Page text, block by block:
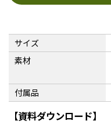
サイズ
素材
付属品
【資料ダウンロード】